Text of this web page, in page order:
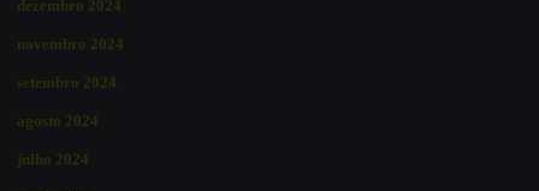
dezembro 2024
novembro 2024
setembro 2024
agosto 2024
julho 2024